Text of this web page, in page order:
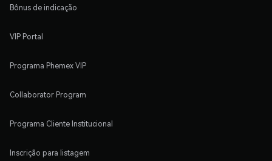
Bônus de indicação
VIP Portal
Programa Phemex VIP
Collaborator Program
Programa Cliente Institucional
Inscrição para listagem